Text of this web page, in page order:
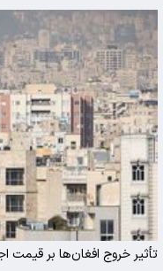
تأثیر خروج افغان‌ها بر قیمت